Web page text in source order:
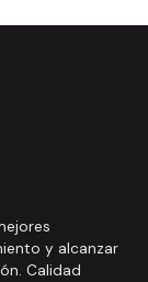
y alcanzar
Calidad